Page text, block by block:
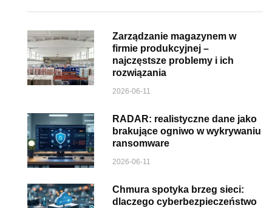
Zarządzanie magazynem w
firmie produkcyjnej –
najczęstsze problemy i ich
rozwiązania
2026-06-11
RADAR: realistyczne dane jako
brakujące ogniwo w wykrywaniu
ransomware
2026-06-11
Chmura spotyka brzeg sieci:
dlaczego cyberbezpieczeństwo